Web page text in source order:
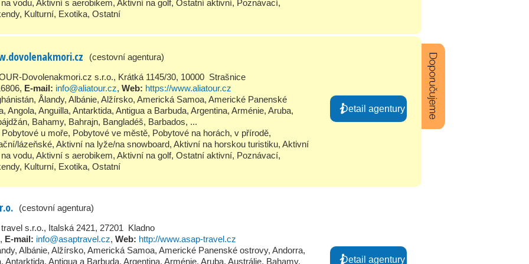
vodu, Aktivní s aerobikem, Aktivní na golf, Ostatní aktivní, Poznávací,
, Kulturní, Exotika, Ostatní
(cestovní agentura)
Dovolenakmori.cz s.r.o., Krátká 1145/30, 10000 Strašnice
, E-mail: info@aliatour.cz, Web: https://www.aliatour.cz
, Ålandy, Albánie, Alžírsko, Americká Samoa, Americké Panenské
, Angola, Anguilla, Antarktida, Antigua a Barbuda, Argentina, Arménie, Aruba,
, Bahamy, Bahrajn, Bangladéš, Barbados, ...
Pobytové u moře, Pobytové ve městě, Pobytové na horách, v přírodě,
lázeňské, Aktivní na lyže/na snowboard, Aktivní na horskou turistiku, Aktivní
vodu, Aktivní s aerobikem, Aktivní na golf, Ostatní aktivní, Poznávací,
, Kulturní, Exotika, Ostatní
Detail agentury
(cestovní agentura)
s.r.o., Italská 2421, 27201 Kladno
, E-mail: info@asaptravel.cz, Web: http://www.asap-travel.cz
, Albánie, Alžírsko, Americká Samoa, Americké Panenské ostrovy, Andorra,
, Antarktida, Antigua a Barbuda, Argentina, Arménie, Aruba, Austrálie, Bahamy, Detail agentury